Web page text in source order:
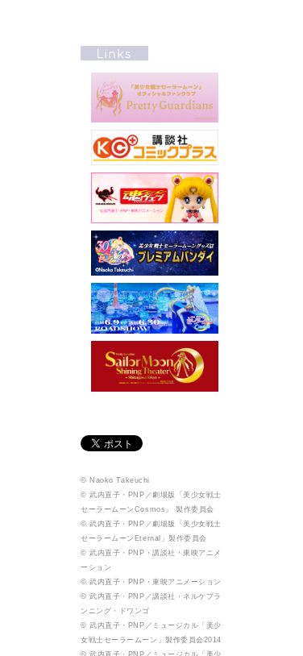
© Naoko Takeuchi
© 武内直子・PNP／劇場版「美少女戦士
セーラームーンCosmos」 製作委員会
© 武内直子・PNP／劇場版「美少女戦士
セーラームーンEternal」製作委員会
© 武内直子・PNP・講談社・東映アニメ
ーション
© 武内直子・PNP・東映アニメーション
© 武内直子・PNP／講談社・ネルケプラ
ンニング・ドワンゴ
© 武内直子・PNP／ミュージカル「美少
女戦士セーラームーン」製作委員会2014
© 武内直子・PNP／ミュージカル「美少